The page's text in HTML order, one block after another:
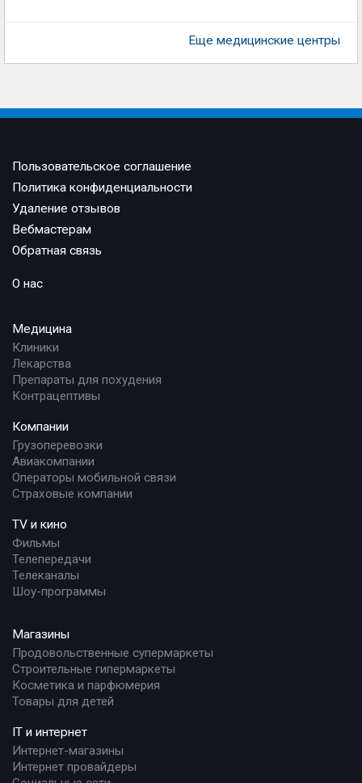
Еще медицинские центры
Пользовательское соглашение
Политика конфиденциальности
Удаление отзывов
Вебмастерам
Обратная связь
О нас
Медицина
Клиники
Лекарства
Препараты для похудения
Контрацептивы
Компании
Грузоперевозки
Авиакомпании
Операторы мобильной связи
Страховые компании
TV и кино
Фильмы
Телепередачи
Телеканалы
Шоу-программы
Магазины
Продовольственные супермаркеты
Строительные гипермаркеты
Косметика и парфюмерия
Товары для детей
IT и интернет
Интернет-магазины
Интернет провайдеры